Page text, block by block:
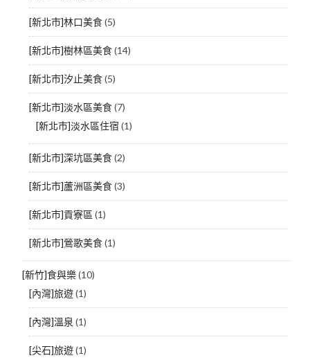
[新北市]林口美食(5)
[新北市]樹林區美食(14)
[新北市]汐止美食(5)
[新北市]淡水區美食(7)
[新北市]淡水區住宿 (1)
[新北市]深坑區美食(2)
[新北市]蘆洲區美食(3)
[新北市]貢寮區 (1)
[新北市]鶯歌美食(1)
[新竹]食與樂(10)
[內灣]旅遊(1)
[內灣]溫泉 (1)
[尖石]旅遊(1)